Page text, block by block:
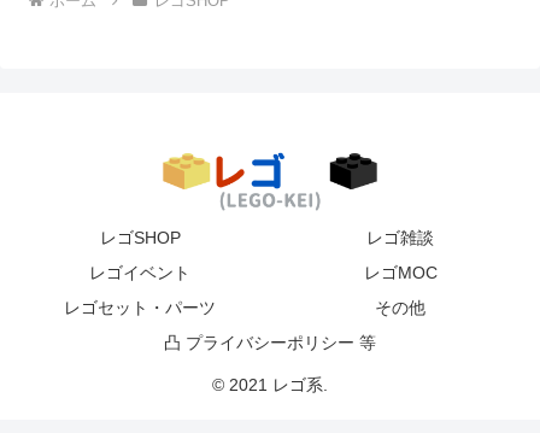
レゴSHOP
レゴ雑談
レゴイベント
レゴMOC
レゴセット・パーツ
その他
凸 プライバシーポリシー 等
© 2021 レゴ系.